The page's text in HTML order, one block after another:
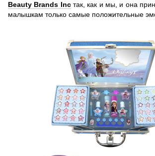
Beauty Brands Incтак, как и мы, и она
малышкам только самые положительные